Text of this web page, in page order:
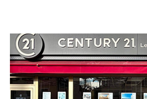
CENTURY 21 Les
6 boulevard Paul
LE CANNET -